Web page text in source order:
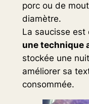
porc ou de
diamètre.
La saucisse est
une technique
stockée une
améliorer sa
consommée.